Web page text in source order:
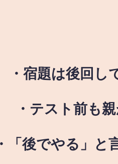
・宿題は後回
・テスト前も
・「後でやる」